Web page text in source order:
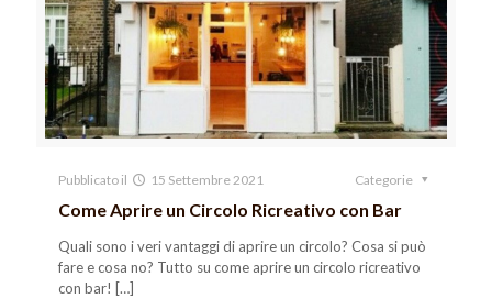
Pubblicato il 15 Settembre 2021 Categorie
Come Aprire un Circolo Ricreativo con Bar
Quali sono i veri vantaggi di aprire un circolo? Cosa si può
fare e cosa no? Tutto su come aprire un circolo ricreativo
con bar! […]